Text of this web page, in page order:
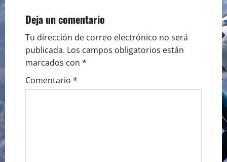
a
v
i
g
Deja un comentario
Tu dirección de correo electrónico no será
publicada. Los campos obligatorios están
marcados con *
Comentario *